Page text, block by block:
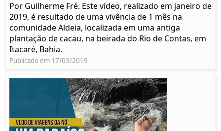
Por Guilherme Fré. Este vídeo, realizado em janeiro de
2019, é resultado de uma vivência de 1 mês na
comunidade Aldeia, localizada em uma antiga
plantação de cacau, na beirada do Rio de Contas, em
Itacaré, Bahia.
Publicado em 17/03/2019